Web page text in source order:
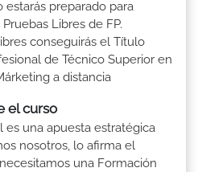
estarás preparado para
Libres de FP.
conseguirás el Título
de Técnico Superior en
a distancia
el curso
es una apuesta estratégica
nosotros, lo afirma el
una Formación